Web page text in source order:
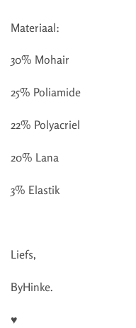
Materiaal:
30% Mohair
25% Poliamide
22% Polyacriel
20% Lana
3% Elastik
Liefs,
ByHinke.
♥